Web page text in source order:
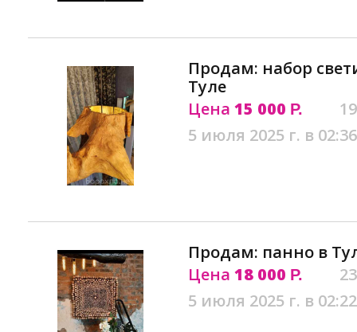
Продам: набор
Туле
Цена 15 000 Р.
5 июля 2025 г. в 02:36
Продам: панно в
Цена 18 000 Р.
5 июля 2025 г. в 02:22